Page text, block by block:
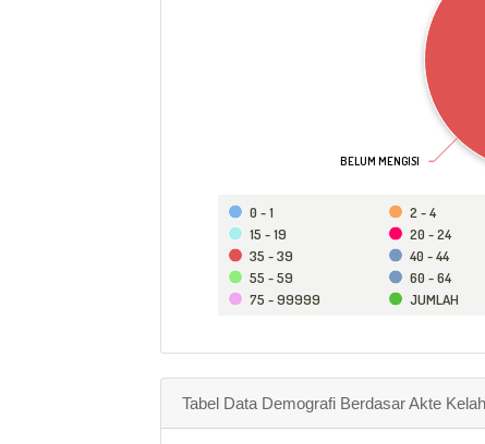
BELUM MENGISI
BELUM MENGISI
0 - 1 2 - 4
15 - 19
20 - 24
35 - 39
40 - 44
55 - 59
60 - 64
75 - 99999
JUMLAH
Tabel Data Demografi Berdasar Akte